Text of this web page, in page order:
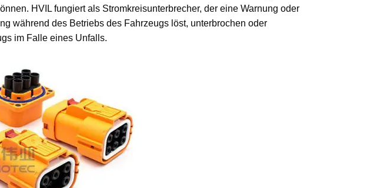
HVIL fungiert als Stromkreisunterbrecher, der eine Warnung oder
während des Betriebs des Fahrzeugs löst, unterbrochen oder
im Falle eines Unfalls.